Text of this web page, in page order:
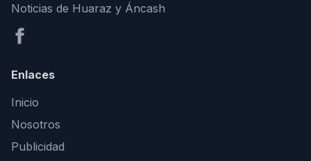
Noticias de Huaraz y Áncash
Enlaces
Inicio
Nosotros
Publicidad